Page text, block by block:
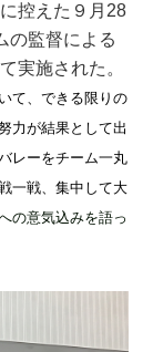
控えた９月28
の監督による
実施された。
て、できる限りの
力が結果として出
レーをチーム一丸
一戦、集中して大
の意気込みを語っ